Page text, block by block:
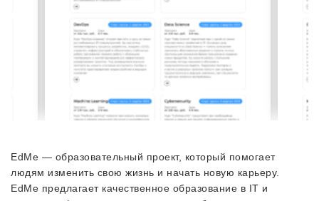
EdMe — образовательный проект, который помогает
людям изменить свою жизнь и начать новую карьеру.
EdMe предлагает качественное образование в IT и